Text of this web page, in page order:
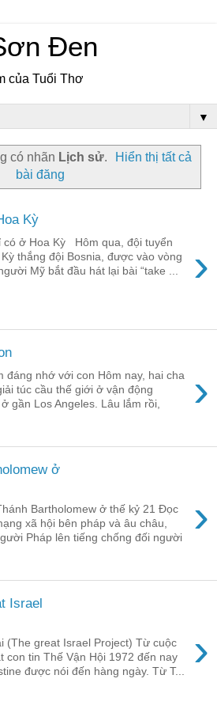
Đen
của Tuổi Thơ
▼
có nhãn Lịch sử.
Hiển thị tất cả
bài đăng
Kỳ
›
có ở Hoa Kỳ Hôm qua, đội tuyển
thắng đội Bosnia, được vào vòng
Mỹ bắt đầu hát lại bài “take ...
›
đáng nhớ với con Hôm nay, hai cha
túc cầu thế giới ở vận động
gần Los Angeles. Lâu lắm rồi,
ở
›
Bartholomew ở thế kỷ 21 Đọc
xã hội bên pháp và âu châu,
Pháp lên tiếng chống đối người
Israel
›
(The great Israel Project) Từ cuộc
con tin Thế Vận Hội 1972 đến nay
được nói đến hàng ngày. Từ T...